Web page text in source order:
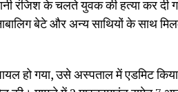
रंजिश के चलते युवक की हत्या कर
बेटे और अन्य साथियों के साथ
हो गया, उसे अस्पताल में एडमिट किया